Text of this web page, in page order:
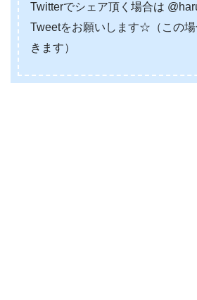
Twitterでシェア頂く場合は
Tweetをお願いします☆（この
きます）